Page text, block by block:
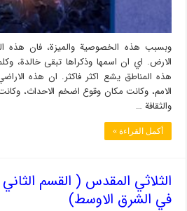
وبسبب هذه الخصوصية والميزة، فان
الارض. اي ان اسمها وذكراها تبقى خالدة،
هذه المناطق يشع اكثر فاكثر. ان هذه
الامم، وكانت مكان وقوع اضخم الاحداث،
والثقافة …
أكمل القراءة »
الثلاثي المقدس ( القسم
في الشرق الاوسط)